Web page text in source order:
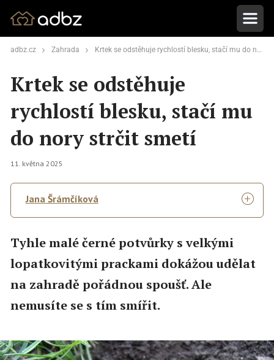
adbz.cz Zahrada Krtek se odstěhuje rychlostí blesku, stačí mu do nory strčit smetí
Krtek se odstěhuje
rychlostí blesku, stačí mu
do nory strčit smetí
11. května 2025
Jana Šrámčíková
Tyhle malé černé potvůrky s velkými
lopatkovitými prackami dokážou udělat
na zahradě pořádnou spoušť. Ale
nemusíte se s tím smířit.